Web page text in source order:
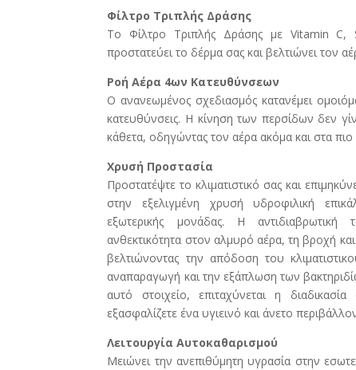
Φίλτρο Τριπλής Δράσης
Το Φίλτρο Τριπλής Δράσης με Vitamin C,
προστατεύει το δέρμα σας και βελτιώνει τον
Ροή Αέρα 4ων Κατευθύνσεων
Ο ανανεωμένος σχεδιασμός κατανέμει
κατευθύνσεις. Η κίνηση των περσίδων δεν
κάθετα, οδηγώντας τον αέρα ακόμα και στα
Χρυσή Προστασία
Προστατέψτε το κλιματιστικό σας και
στην εξελιγμένη χρυσή υδροφιλική
εξωτερικής μονάδας. Η
ανθεκτικότητα στον αλμυρό αέρα, τη βροχή
βελτιώνοντας την απόδοση του
αναπαραγωγή και την εξάπλωση των
αυτό στοιχείο, επιταχύνεται η
εξασφαλίζετε ένα υγιεινό και άνετο
Λειτουργία Αυτοκαθαρισμού
Μειώνει την ανεπιθύμητη υγρασία στην